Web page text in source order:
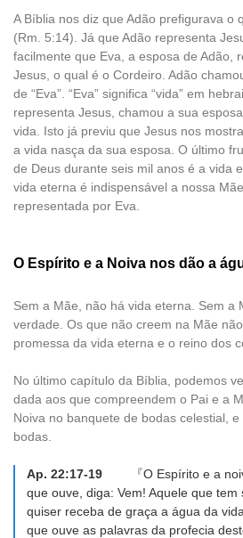
A Bíblia nos diz que Adão prefigurava o
(Rm. 5:14). Já que Adão representa
facilmente que Eva, a esposa de Adão,
Jesus, o qual é o Cordeiro. Adão
de “Eva”. “Eva” significa “vida” em
representa Jesus, chamou a sua
vida. Isto já previu que Jesus nos
a vida nasça da sua esposa. O último
de Deus durante seis mil anos é a vida
vida eterna é indispensável a nossa
representada por Eva.
O Espírito e a Noiva nos dão a
Sem a Mãe, não há vida eterna. Sem a
verdade. Os que não creem na Mãe
promessa da vida eterna e o reino dos
No último capítulo da Bíblia, podemos
dada aos que compreendem o Pai e a
Noiva no banquete de bodas celestial,
bodas.
Ap. 22:17-19
『O Espírito e a
que ouve, diga: Vem! Aquele que tem
quiser receba de graça a água da
que ouve as palavras da profecia